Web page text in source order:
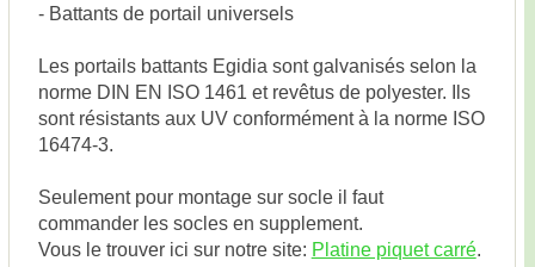
- Battants de portail universels
Les portails battants Egidia sont galvanisés selon la
norme DIN EN ISO 1461 et revêtus de polyester. Ils
sont résistants aux UV conformément à la norme ISO
16474-3.
Seulement pour montage sur socle il faut
commander les socles en supplement.
Vous le trouver ici sur notre site: Platine piquet carré.